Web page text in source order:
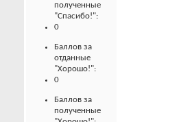
полученные
"Спасибо!":
0
Баллов за
отданные
"Хорошо!":
0
Баллов за
полученные